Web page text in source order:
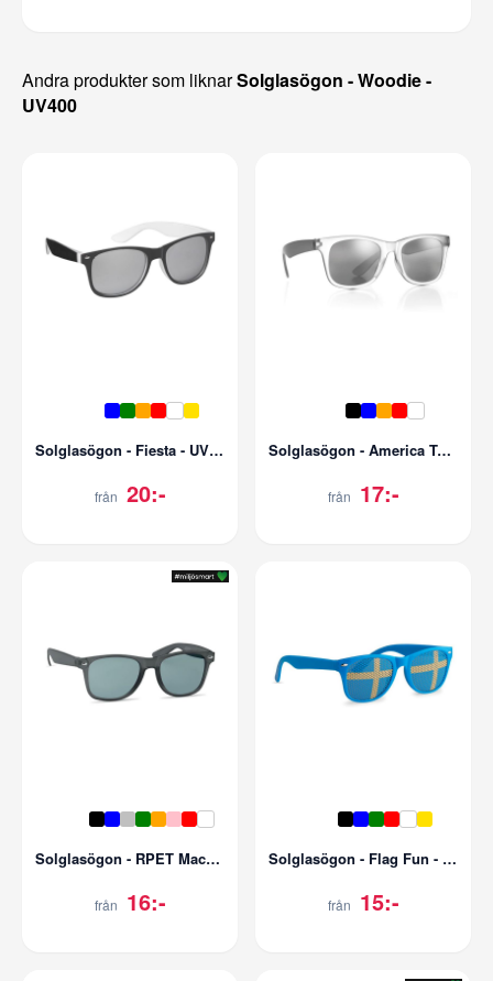
Andra produkter som liknarSolglasögon - Woodie -
UV400
Solglasögon - Fiesta - UV400 - Spegellins
från 20:-
Solglasögon - America Touch - Spegellins - UV400
från 17:-
Solglasögon - RPET Macusa - UV400
från 16:-
Solglasögon - Flag Fun - UV400
från 15:-